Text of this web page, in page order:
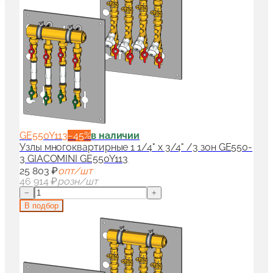
GE550Y113−45%в наличии
Узлы многоквартирные 1 1/4" x 3/4" /3 зон GE550-
3 GIACOMINI GE550Y113
25 803 ₽опт/шт
46 914 ₽розн/шт
−
+
В подбор